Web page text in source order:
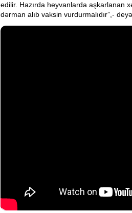
edilir. Hazırda heyvanlarda aşkarlanan
dərman alıb vaksin vurdurmalıdır”,-